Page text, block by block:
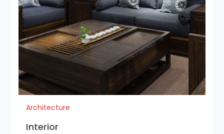
Architecture
Interior